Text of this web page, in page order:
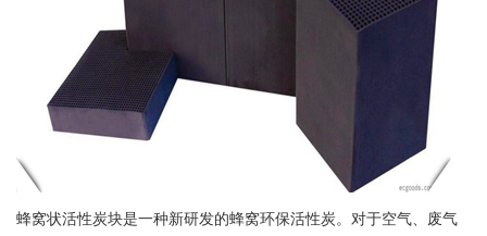
蜂窝状活性炭块是一种新研发的蜂窝环保活性炭。对于空气、废气